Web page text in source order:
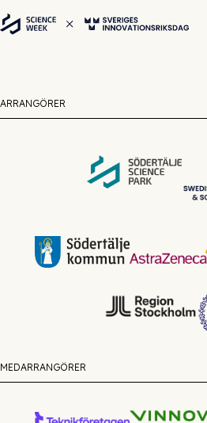
ARRANGÖRER
MEDARRANGÖRER